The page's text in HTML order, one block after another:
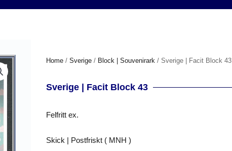
Home/ Sverige/ Block | Souvenirark/ Sverige | Facit Block 43
Sverige | Facit Block 43
Felfritt ex.
Skick | Postfriskt ( MNH )